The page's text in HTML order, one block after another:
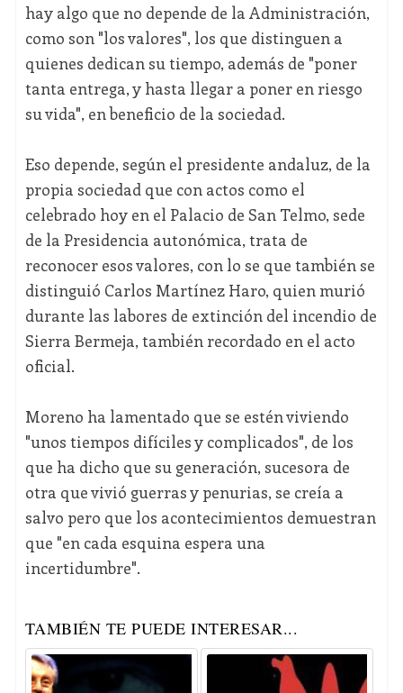
hay algo que no depende de la Administración,
como son "los valores", los que distinguen a
quienes dedican su tiempo, además de "poner
tanta entrega, y hasta llegar a poner en riesgo
su vida", en beneficio de la sociedad.
Eso depende, según el presidente andaluz, de la
propia sociedad que con actos como el
celebrado hoy en el Palacio de San Telmo, sede
de la Presidencia autonómica, trata de
reconocer esos valores, con lo se que también se
distinguió Carlos Martínez Haro, quien murió
durante las labores de extinción del incendio de
Sierra Bermeja, también recordado en el acto
oficial.
Moreno ha lamentado que se estén viviendo
"unos tiempos difíciles y complicados", de los
que ha dicho que su generación, sucesora de
otra que vivió guerras y penurias, se creía a
salvo pero que los acontecimientos demuestran
que "en cada esquina espera una
incertidumbre".
TAMBIÉN TE PUEDE INTERESAR...